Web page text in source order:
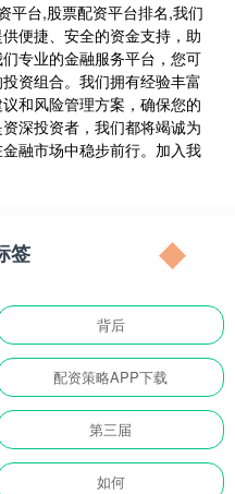
平台,股票配资平台排名,我们
便捷、安全的资金支持，助
专业的金融服务平台，您可
资组合。我们拥有经验丰富
和风险管理方案，确保您的
深投资者，我们都将竭诚为
融市场中稳步前行。加入我
签
背后
配资策略APP下载
第三届
如何